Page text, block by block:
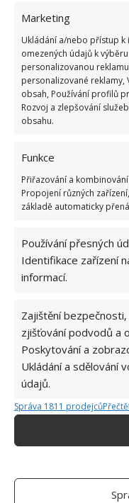
Marketing
Ukládání a/nebo přístup k
omezených údajů k
personalizovanou
personalizované
obsah, Používání profilů
Rozvoj a zlepšování
obsahu.
Funkce
Přiřazování a
Propojení různých
základě automaticky
Používání přesných
Identifikace zařízení
informací.
Zajištění
zjišťování podvodů a
Poskytování a
Ukládání a sdělování
údajů.
Správa 1811 prodejců
Zdroj: